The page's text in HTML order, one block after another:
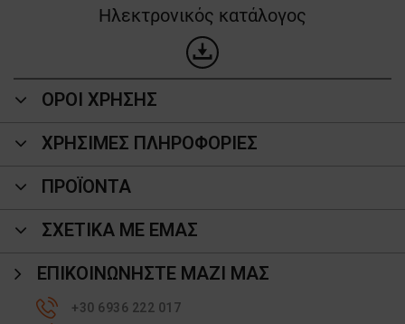
Ηλεκτρονικός κατάλογος
ΟΡΟΙ ΧΡΗΣΗΣ
ΧΡΗΣΙΜΕΣ ΠΛΗΡΟΦΟΡΙΕΣ
ΠΡΟΪΌΝΤΑ
ΣΧΕΤΙΚΑ ΜΕ ΕΜΑΣ
ΕΠΙΚΟΙΝΩΝΉΣΤΕ ΜΑΖΊ ΜΑΣ
+30 6936 222 017